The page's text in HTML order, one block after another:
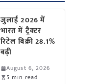
जुलाई 2026 में
भारत में ट्रैक्टर
रिटेल बिक्री 28.1%
बढ़ी
August 6, 2026
5 min read